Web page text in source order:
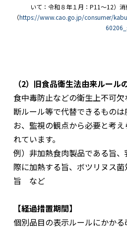
いて：令和８年１⽉：P11～12）消
（https://www.cao.go.jp/consumer/
（2）旧食品衛生法由来ルール
食中毒防止などの衛生上不可
断ルール等で代替できるもの
お、監視の観点から必要と考
れています。
例）非加熱食肉製品である旨
際に加熱する旨、ボツリヌス
旨 など
【経過措置期間】
個別品目の表示ルールにかか